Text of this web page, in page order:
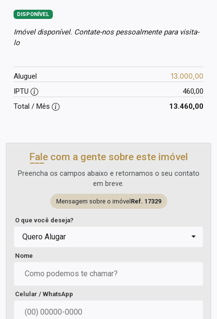
DISPONÍVEL
Imóvel disponível. Contate-nos pessoalmente para visita-
lo
Aluguel 13.000,00
IPTU
460,00
Total / Mês
13.460,00
Fale com a gente sobre este imóvel
Preencha os campos abaixo e retornamos o seu contato
em breve.
Mensagem sobre o imóvel Ref. 17329
O que você deseja?
Quero Alugar
Nome
Celular / WhatsApp